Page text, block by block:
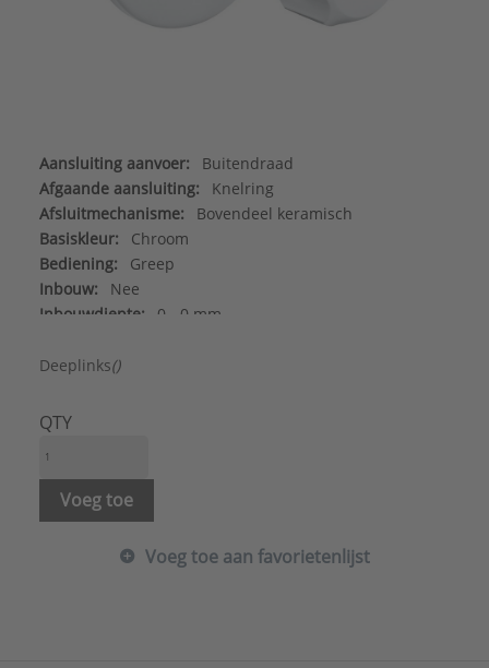
Aansluiting aanvoer:
Buitendraad
Afgaande aansluiting:
Knelring
Afsluitmechanisme:
Bovendeel keramisch
Basiskleur:
Chroom
Bediening:
Greep
Inbouw:
Nee
Inbouwdiepte:
0 - 0 mm
Maat aansluiting aanvoer:
Materiaal kraan:
Merk:
Met afdekrozet:
Type goedkeuring volgens BBR / EKS:
Verlengset leverbaar:
Hoekstopkranen
Deeplinks()
QTY
Voeg toe
Voeg toe aan favorietenlijst